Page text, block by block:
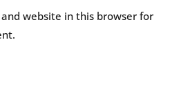
website in this browser for